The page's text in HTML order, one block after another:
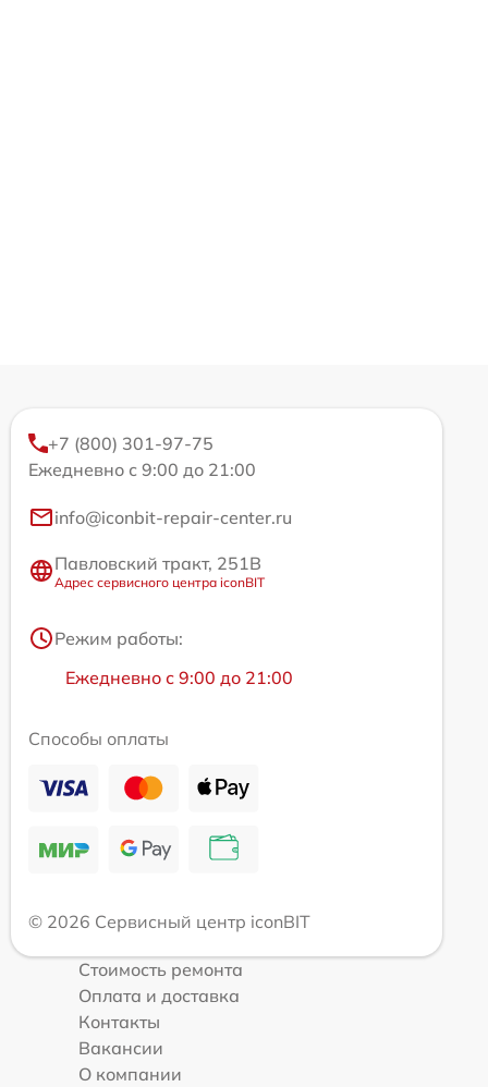
+7 (800) 301-97-75
Ежедневно с 9:00 до 21:00
info@iconbit-repair-center.ru
Павловский тракт, 251В
Адрес сервисного центра iconBIT
Режим работы:
Ежедневно с 9:00 до 21:00
Способы оплаты
© 2026 Сервисный центр iconBIT
Стоимость ремонта
Оплата и доставка
Контакты
Вакансии
О компании